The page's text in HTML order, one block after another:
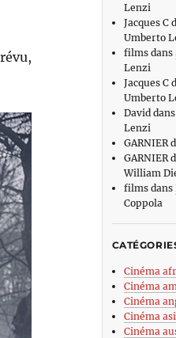
Lenzi
Jacques C
Umberto
filmsdans
Lenzi
Jacques C
Umberto
David dans
Lenzi
GARNIER
GARNIER
William
filmsdans
Coppola
Cinéma
Cinéma
Cinéma
Cinéma
Cinéma